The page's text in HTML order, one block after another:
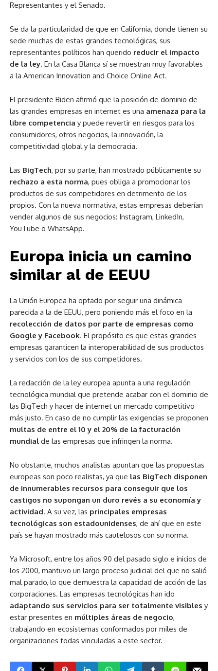
Representantes y el Senado.
Se da la particularidad de que en California, donde tienen su
sede muchas de estas grandes tecnológicas, sus
representantes políticos han querido reducir el impacto
de la ley. En la Casa Blanca sí se muestran muy favorables
a la American Innovation and Choice Online Act.
El presidente Biden afirmó que la posición de dominio de
las grandes empresas en internet es una amenaza para la
libre competencia y puede revertir en riesgos para los
consumidores, otros negocios, la innovación, la
competitividad global y la democracia.
Las BigTech, por su parte, han mostrado públicamente su
rechazo a esta norma, pues obliga a promocionar los
productos de sus competidores en detrimento de los
propios. Con la nueva normativa, estas empresas deberían
vender algunos de sus negocios: Instagram, LinkedIn,
YouTube o WhatsApp.
Europa inicia un camino
similar al de EEUU
La Unión Europea ha optado por seguir una dinámica
parecida a la de EEUU, pero poniendo más el foco en la
recolección de datos por parte de empresas como
Google y Facebook. El propósito es que estas grandes
empresas garanticen la interoperabilidad de sus productos
y servicios con los de sus competidores.
La redacción de la ley europea apunta a una regulación
tecnológica mundial que pretende acabar con el dominio de
las BigTech y hacer de internet un mercado competitivo
más justo. En caso de no cumplir las exigencias se proponen
multas de entre el 10 y el 20% de la facturación
mundial de las empresas que infringen la norma.
No obstante, muchos analistas apuntan que las propuestas
europeas son poco realistas, ya que las BigTech disponen
de innumerables recursos para conseguir que los
castigos no supongan un duro revés a su economía y
actividad. A su vez, las principales empresas
tecnológicas son estadounidenses, de ahí que en este
país se hayan mostrado más cautelosos con su norma.
Ya Microsoft, entre los años 90 del pasado siglo e inicios de
los 2000, mantuvo un largo proceso judicial del que no salió
mal parado, lo que demuestra la capacidad de acción de las
corporaciones. Las empresas tecnológicas han ido
adaptando sus servicios para ser totalmente visibles y
estar presentes en múltiples áreas de negocio,
trabajando en ecosistemas conformados por miles de
organizaciones todas vinculadas a este sector.